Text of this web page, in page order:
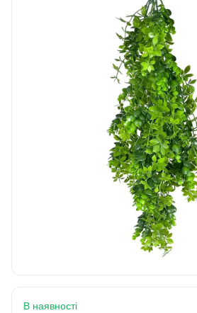
В наявності